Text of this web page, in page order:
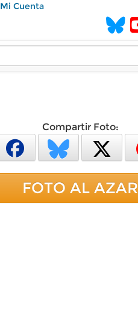
Mi Cuenta
Compartir Foto:
FOTO AL AZAR